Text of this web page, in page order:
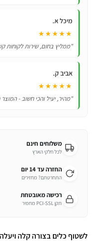
מיכל א.
★★★★★
"ממליץ בחום, שירות לקוחות
אביב ק.
★★★★★
"מהיר, יעיל והכי חשוב -
משלוחים חינם
לכל חלקי הארץ
החזרה עד 14 יום
התחרטתם? מחזירים
רכישה מאובטחת
תקן PCI-SSL מחמיר
לשטוף כלים בצורה קלה